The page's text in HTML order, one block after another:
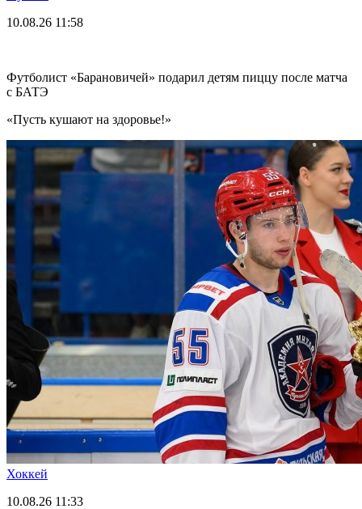
10.08.26 11:58
Футболист «Барановичей» подарил детям пиццу после матча
с БАТЭ
«Пусть кушают на здоровье!»
Хоккей
10.08.26 11:33